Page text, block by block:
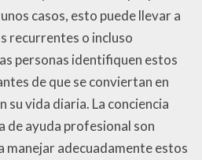
casos, esto puede llevar a
recurrentes o incluso
personas identifiquen estos
de que se conviertan en
su vida diaria. La conciencia
de ayuda profesional son
manejar adecuadamente estos